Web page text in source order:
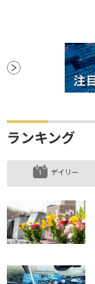
ランキング
デイリー